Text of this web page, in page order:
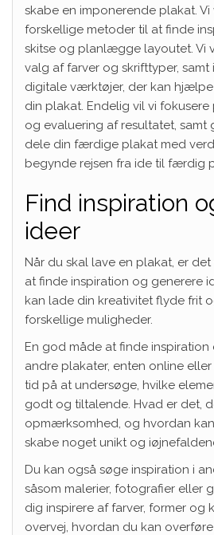
skabe en imponerende plakat.
forskellige metoder til at finde
skitse og planlægge layoutet. Vi
valg af farver og skrifttyper,
digitale værktøjer, der kan
din plakat. Endelig vil vi
og evaluering af resultatet, samt
dele din færdige plakat med
begynde rejsen fra ide til færdig
Find inspiration
ideer
Når du skal lave en plakat, er
at finde inspiration og generere
kan lade din kreativitet flyde frit
forskellige muligheder.
En god måde at finde
andre plakater, enten online
tid på at undersøge, hvilke
godt og tiltalende. Hvad er det,
opmærksomhed, og hvordan
skabe noget unikt og
Du kan også søge inspiration i
såsom malerier, fotografier eller
dig inspirere af farver, former og
overvej, hvordan du kan